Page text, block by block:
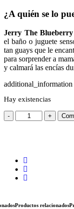
¿A quién se lo
Jerry The Blueberry
el baño o juguete
tan guays que le
para sorprender a
y calmará las encías
additional_information
Hay existencias
- +
Productos relacionados